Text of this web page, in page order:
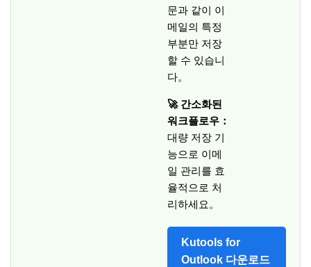
문과 같이 이
메일의 특정
부분만 저장
할 수 있습니
다。
🚀 간소화된
워크플로우：
대량 저장 기
능으로 이메
일 관리를 효
율적으로 처
리하세요。
Kutools for
Outlook 다운로드